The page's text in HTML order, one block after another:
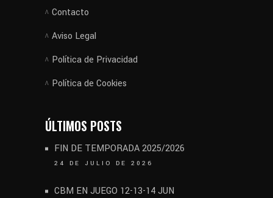
Contacto
Aviso Legal
Política de Privacidad
Política de Cookies
ÚLTIMOS POSTS
FIN DE TEMPORADA 2025/2026
24 DE JULIO DE 2026
CBM EN JUEGO 12-13-14 JUN